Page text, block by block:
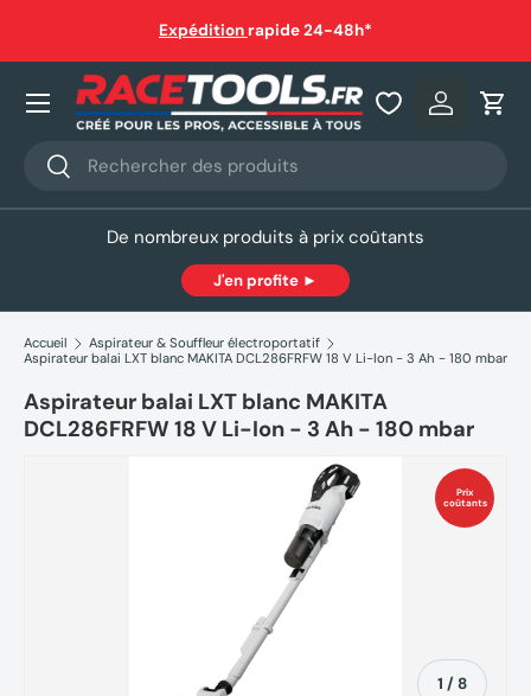
Aller au contenu
Expédition rapide 24-48h*
Recherche
Rechercher
Se
Nos produits
De nombreux produits à prix coûtants
J'en profite ►
Accueil
Aspirateur & Souffleur électroportatif
Aspirateur balai LXT blanc MAKITA DCL286FRFW 18 V Li-Ion - 3 Ah - 180 mbar
Aspirateur balai LXT blanc MAKITA
DCL286FRFW 18 V Li-Ion - 3 Ah - 180 mbar
Prix
coûtants
1 /de
8